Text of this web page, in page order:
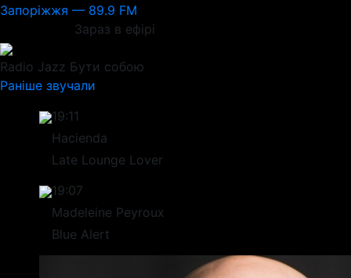
Запоріжжя — 89.9 FM
Зараз в ефірі
Radio Jazz Бути собою
Раніше звучали
19:11
Hacienda
Late Lounge Lover
19:07
Madeleine Peyroux
Blue Alert